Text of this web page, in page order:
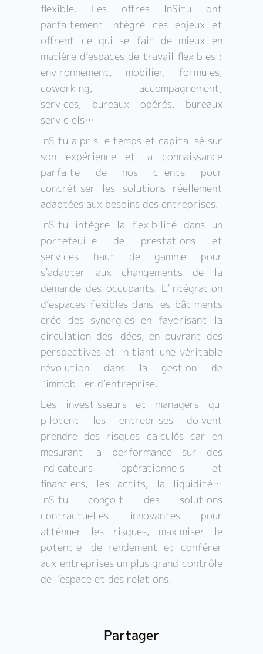
flexible. Les offres InSitu ont
parfaitement intégré ces enjeux et
offrent ce qui se fait de mieux en
matière d’espaces de travail flexibles :
environnement, mobilier, formules,
coworking, accompagnement,
services, bureaux opérés, bureaux
serviciels…
InSItu a pris le temps et capitalisé sur
son expérience et la connaissance
parfaite de nos clients pour
concrétiser les solutions réellement
adaptées aux besoins des entreprises.
InSitu intègre la flexibilité dans un
portefeuille de prestations et
services haut de gamme pour
s’adapter aux changements de la
demande des occupants. L’intégration
d’espaces flexibles dans les bâtiments
crée des synergies en favorisant la
circulation des idées, en ouvrant des
perspectives et initiant une véritable
révolution dans la gestion de
l’immobilier d’entreprise.
Les investisseurs et managers qui
pilotent les entreprises doivent
prendre des risques calculés car en
mesurant la performance sur des
indicateurs opérationnels et
financiers, les actifs, la liquidité…
InSitu conçoit des solutions
contractuelles innovantes pour
atténuer les risques, maximiser le
potentiel de rendement et conférer
aux entreprises un plus grand contrôle
de l’espace et des relations.
Partager